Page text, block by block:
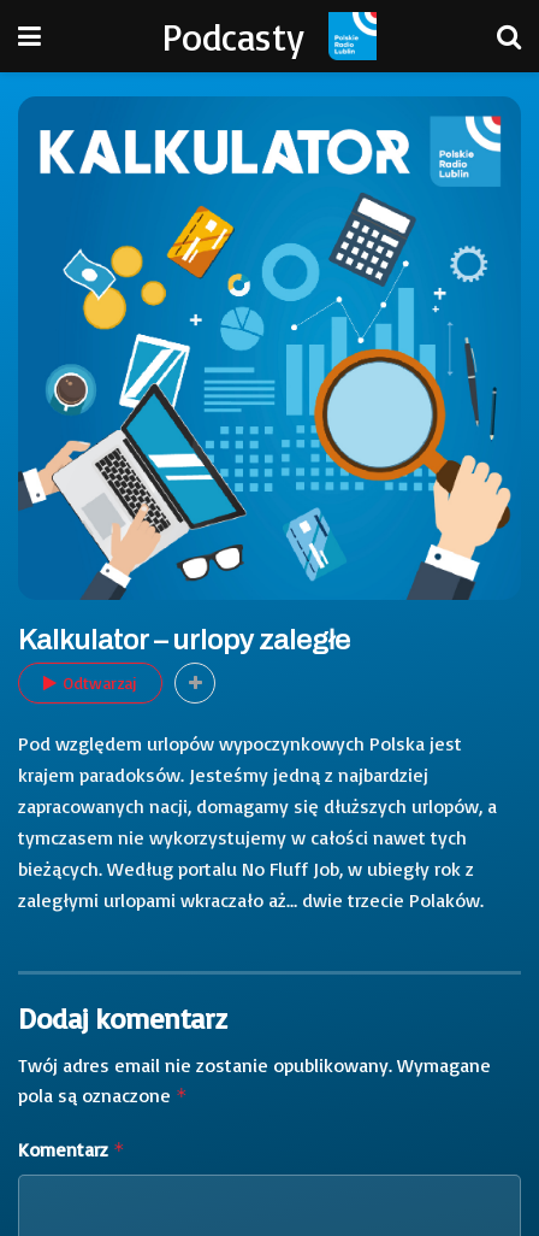
Podcasty
Kalkulator – urlopy zaległe
Odtwarzaj
Pod względem urlopów wypoczynkowych Polska jest
krajem paradoksów. Jesteśmy jedną z najbardziej
zapracowanych nacji, domagamy się dłuższych urlopów, a
tymczasem nie wykorzystujemy w całości nawet tych
bieżących. Według portalu No Fluff Job, w ubiegły rok z
zaległymi urlopami wkraczało aż… dwie trzecie Polaków.
Dodaj komentarz
Twój adres email nie zostanie opublikowany. Wymagane
pola są oznaczone *
Komentarz *